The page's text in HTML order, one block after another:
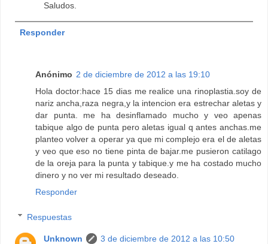
Saludos.
Responder
Anónimo 2 de diciembre de 2012 a las 19:10
Hola doctor:hace 15 dias me realice una rinoplastia.soy de
nariz ancha,raza negra,y la intencion era estrechar aletas y
dar punta. me ha desinflamado mucho y veo apenas
tabique algo de punta pero aletas igual q antes anchas.me
planteo volver a operar ya que mi complejo era el de aletas
y veo que eso no tiene pinta de bajar.me pusieron catilago
de la oreja para la punta y tabique.y me ha costado mucho
dinero y no ver mi resultado deseado.
Responder
Respuestas
Unknown
3 de diciembre de 2012 a las 10:50